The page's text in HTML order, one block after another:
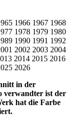
1966 1967 1968
1978 1979 1980
1990 1991 1992
2002 2003 2004
2014 2015 2016
2026
in der
verwandter ist der
hat die Farbe